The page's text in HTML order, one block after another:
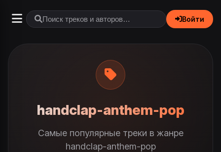
Войти
handclap-anthem-pop
Самые популярные треки в жанре
handclap-anthem-pop